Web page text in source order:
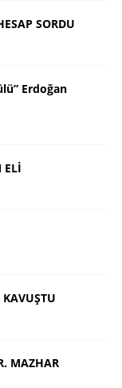
SORDU
Erdoğan
ELİ
KAVUŞTU
MAZHAR